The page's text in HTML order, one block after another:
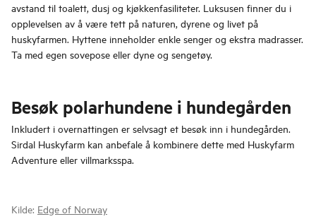
avstand til toalett, dusj og kjøkkenfasiliteter. Luksusen finner du i
opplevelsen av å være tett på naturen, dyrene og livet på
huskyfarmen. Hyttene inneholder enkle senger og ekstra madrasser.
Ta med egen sovepose eller dyne og sengetøy.
Besøk polarhundene i hundegården
Inkludert i overnattingen er selvsagt et besøk inn i hundegården.
Sirdal Huskyfarm kan anbefale å kombinere dette med Huskyfarm
Adventure eller villmarksspa.
Kilde: Edge of Norway